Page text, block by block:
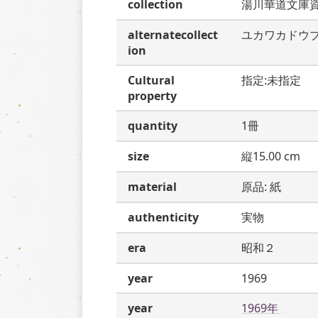
collection
湯川華道文庫
alternatecollect
ion
ユカワカドウ
Cultural
property
指定:未指定
quantity
1冊
size
縦15.00 cm
material
原品: 紙
authenticity
実物
era
昭和２
year
1969
year
1969年